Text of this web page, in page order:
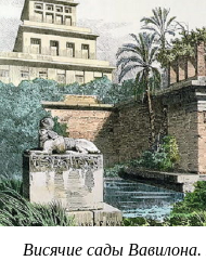
Висячие сады Вавилона.